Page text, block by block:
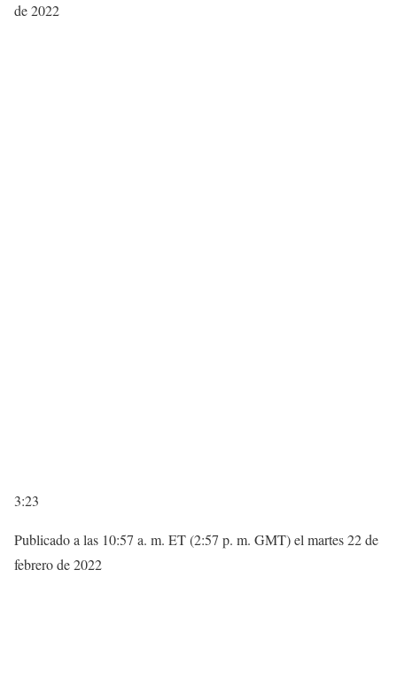
de 2022
3:23
Publicado a las 10:57 a. m. ET (2:57 p. m. GMT) el martes 22 de
febrero de 2022